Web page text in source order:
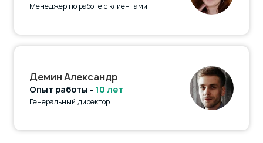
Менеджер по работе с клиентами
Демин Александр
Опыт работы - 10 лет
Генеральный директор